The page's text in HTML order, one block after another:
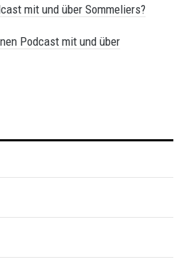
mit und über Sommeliers?
Podcast mit und über